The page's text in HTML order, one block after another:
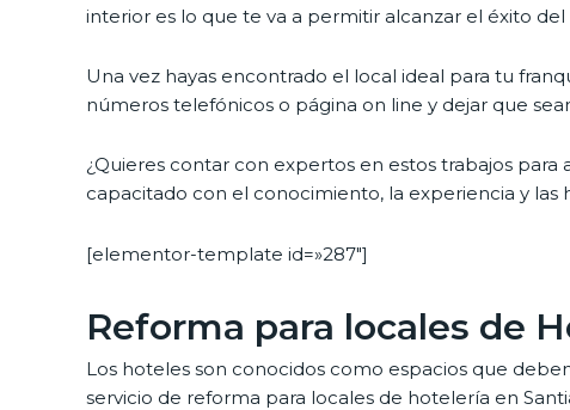
interior es lo que te va a permitir alcanzar el éxito
Una vez hayas encontrado el local ideal para tu
números telefónicos o página on line y dejar que
¿Quieres contar con expertos en estos trabajos
capacitado con el conocimiento, la experiencia y
[elementor-template id=»287″]
Reforma para locales de
Los hoteles son conocidos como espacios que
servicio de reforma para locales de hotelería en